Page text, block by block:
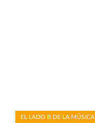
EL LADO B DE LA MÚSICA